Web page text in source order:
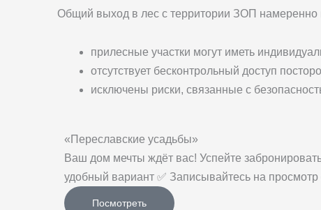
Общий выход в лес с территории ЗОП намеренно
прилесные участки могут иметь
отсутствует бесконтрольный доступ
исключены риски, связанные с
«Переславские усадьбы»
Ваш дом мечты ждёт вас! Успейте
удобный вариант ✅ Записывайтесь на
Посмотреть